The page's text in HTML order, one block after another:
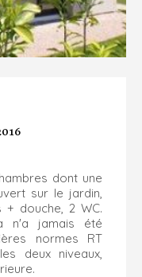
dont une
sur le jardin,
+ douche, 2 WC.
n'a jamais été
normes RT
deux niveaux,